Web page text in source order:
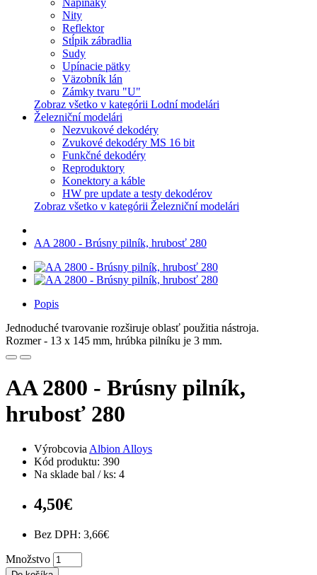
Napináky
Nity
Reflektor
Stĺpik zábradlia
Sudy
Upínacie pätky
Väzobník lán
Zámky tvaru "U"
Zobraz všetko v kategórii Lodní modelári
Železniční modelári
Nezvukové dekodéry
Zvukové dekodéry MS 16 bit
Funkčné dekodéry
Reproduktory
Konektory a káble
HW pre update a testy dekodérov
Zobraz všetko v kategórii Železniční modelári
AA 2800 - Brúsny pilník, hrubosť 280
Popis
Jednoduché tvarovanie rozširuje oblasť použitia nástroja.
Rozmer - 13 x 145 mm, hrúbka pilníku je 3 mm.
AA 2800 - Brúsny pilník,
hrubosť 280
Výrobcovia Albion Alloys
Kód produktu: 390
Na sklade bal / ks: 4
4,50€
Bez DPH: 3,66€
Množstvo